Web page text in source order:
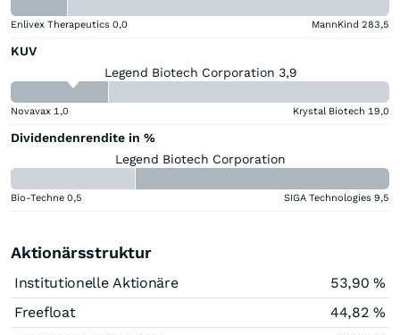
Enlivex Therapeutics 0,0 MannKind 283,5
KUV
Legend Biotech Corporation 3,9
Novavax 1,0 Krystal Biotech 19,0
Dividendenrendite in %
Legend Biotech Corporation
Bio-Techne 0,5 SIGA Technologies 9,5
Aktionärsstruktur
Institutionelle Aktionäre
53,90 %
Freefloat
44,82 %